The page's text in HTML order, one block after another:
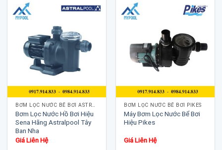
BƠM LỌC NƯỚC BỂ BƠI ASTRALPOOL
Bơm Lọc Nước Hồ Bơi Hiệu
Sena Hãng Astralpool Tây
Ban Nha
Giá Liên Hệ
BƠM LỌC NƯỚC BỂ BƠI PIKES
Máy Bơm Lọc Nước Bể Bơi
Hiệu Pikes
Giá Liên Hệ